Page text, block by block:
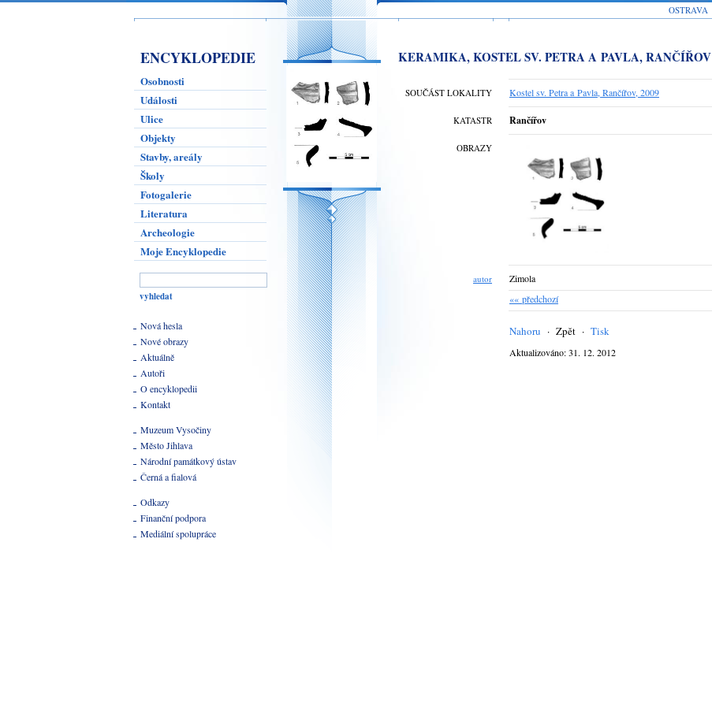
ENCYKLOPEDIE
Osobnosti
Události
Ulice
Objekty
Stavby, areály
Školy
Fotogalerie
Literatura
Archeologie
Moje Encyklopedie
Nová hesla
Nové obrazy
Aktuálně
Autoři
O encyklopedii
Kontakt
Muzeum Vysočiny
Město Jihlava
Národní památkový ústav
Černá a fialová
Odkazy
Finanční podpora
Mediální spolupráce
KERAMIKA, KOSTEL SV. PETRA A PAVLA, RANČÍŘOV
SOUČÁST LOKALITY Kostel sv. Petra a Pavla, Rančířov, 2009
KATASTR Rančířov
OBRAZY
autor
Zimola
«« předchozí
Nahoru · Zpět · Tisk
Aktualizováno: 31. 12. 2012
OSTRAVA